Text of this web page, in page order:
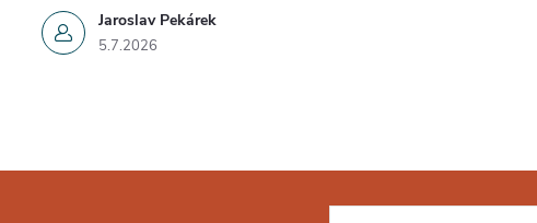
Jaroslav Pekárek
5.7.2026